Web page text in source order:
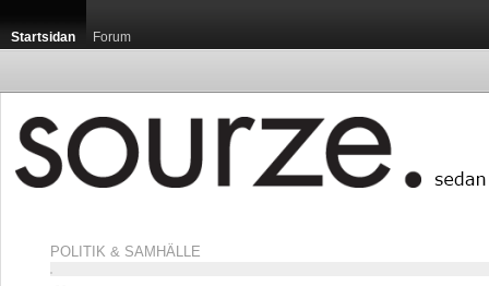
Startsidan Forum
POLITIK & SAMHÄLLE